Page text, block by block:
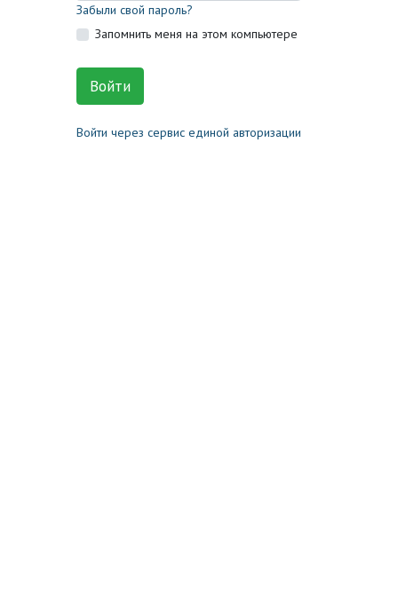
Забыли свой пароль?
Запомнить меня на этом компьютере
Войти через сервис единой авторизации